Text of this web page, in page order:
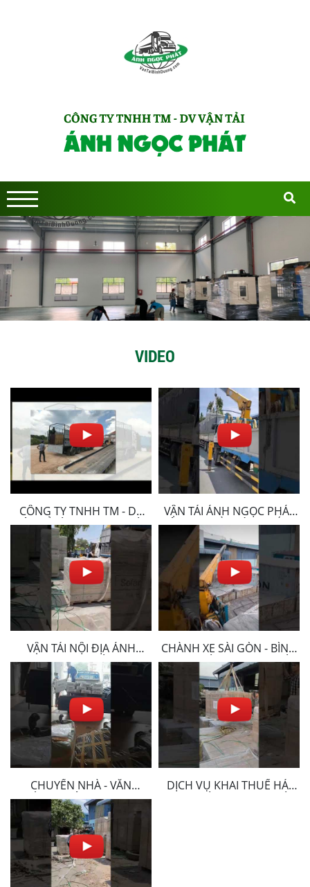
VIDEO
CÔNG TY TNHH TM - DV
VẬN TẢI ÁNH NGỌC PHÁT
VẬN TẢI ÁNH NGỌC PHÁT
VẬN CHUYỂN HÀNG BẮC -
TRUNG - NAM
VẬN TẢI NỘI ĐỊA ÁNH
NGỌC PHÁT
CHÀNH XE SÀI GÒN - BÌNH
DƯƠNG ÁNH NGỌC PHÁT
CHUYỂN NHÀ - VĂN
PHÒNG - CÔNG TY TRỌN
GÓI
DỊCH VỤ KHAI THUẾ HẢI